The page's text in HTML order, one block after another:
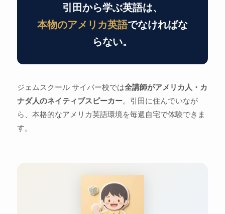
引田から学ぶ英語は、
本物のアメリカ英語でなければな
らない。
ジェムスクール サイバー校では全講師がアメリカ人・カ
ナダ人のネイティブスピーカー。引田に住んでいなが
ら、本格的なアメリカ英語環境を毎週自宅で体験できま
す。